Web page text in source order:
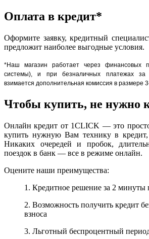
Оплата в кредит*
Оформите заявку, кредитный
предложит наиболее выгодные условия.
*Наш магазин работает через финансовых
системы), и при безналичных платежах за
взимается дополнительная комиссия в размере
Чтобы купить, не нужно
Онлайн кредит от 1CLICK — это
купить нужную Вам технику в
Никаких очередей и пробок,
поездок в банк — все в режиме онлайн.
Оцените наши преимущества:
1. Кредитное решение за 2 минуты
2. Возможность получить кредит
взноса
3. Льготный беспроцентный